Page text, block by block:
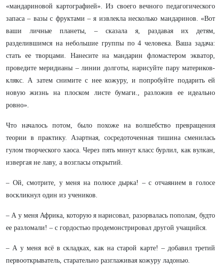
«мандариновой картографией». Из своего вечного педагогического
запаса – вазы с фруктами – я извлекла несколько мандаринов. «Вот
ваши личные планеты, – сказала я, раздавая их детям,
разделившимся на небольшие группы по 4 человека. Ваша задача:
стать ее творцами. Нанесите на мандарин фломастером экватор,
проведите меридианы – линии долготы, нарисуйте пару материков-
клякс. А затем снимите с нее кожуру, и попробуйте подарить ей
новую жизнь на плоском листе бумаги., разложив ее идеально
ровно».
Что началось потом, было похоже на волшебство превращения
теории в практику. Азартная, сосредоточенная тишина сменилась
гулом творческого хаоса. Через пять минут класс бурлил, как вулкан,
извергая не лаву, а возгласы открытий.
– Ой, смотрите, у меня на полюсе дырка! – с отчаянием в голосе
воскликнул один из учеников.
– А у меня Африка, которую я нарисовал, разорвалась пополам, будто
ее разломали! – с гордостью продемонстрировал другой учащийся.
– А у меня всё в складках, как на старой карте! – добавил третий
первооткрыватель, старательно разглаживая кожуру ладонью.